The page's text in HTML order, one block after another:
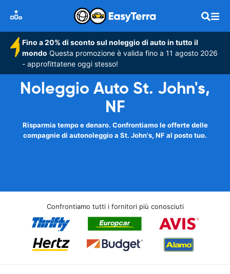
Fino a 20% di sconto sul noleggio di auto in tutto il
mondo Questa promozione è valida fino a 11 agosto 2026
- approfittatene oggi stesso!
Noleggio Auto St. John's,
NF
Risparmia tempo e denaro. Confrontiamo le offerte delle
compagnie di autonoleggio a St. John's, NF al posto tuo.
Confrontiamo tutti i fornitori più conosciuti